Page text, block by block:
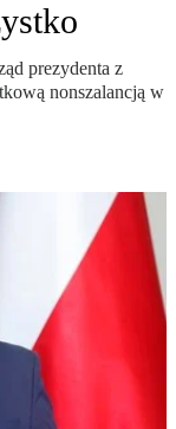
prezydenta z
nonszalancją w